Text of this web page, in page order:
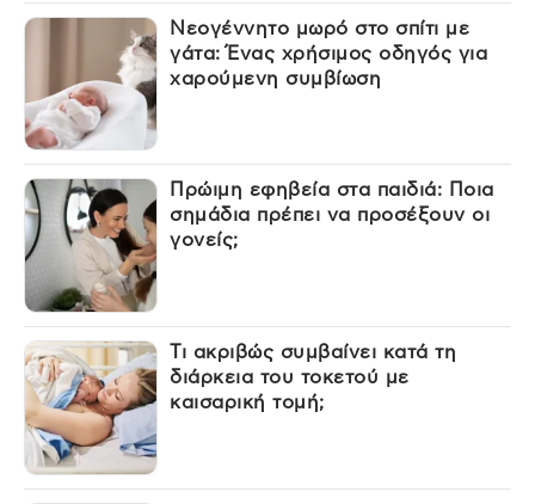
Νεογέννητο μωρό στο σπίτι με
γάτα: Ένας χρήσιμος οδηγός για
χαρούμενη συμβίωση
Πρώιμη εφηβεία στα παιδιά: Ποια
σημάδια πρέπει να προσέξουν οι
γονείς;
Τι ακριβώς συμβαίνει κατά τη
διάρκεια του τοκετού με
καισαρική τομή;